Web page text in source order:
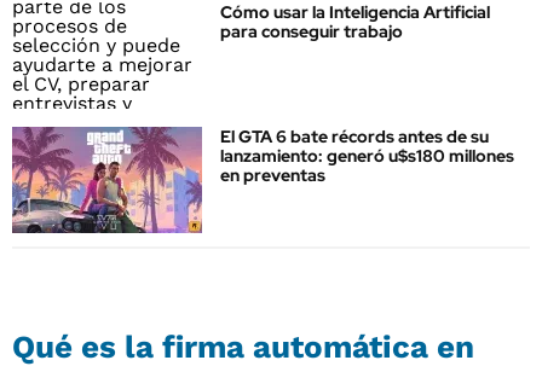
Cómo usar la Inteligencia Artificial
para conseguir trabajo
El GTA 6 bate récords antes de su
lanzamiento: generó u$s180 millones
en preventas
Qué es la firma automática en